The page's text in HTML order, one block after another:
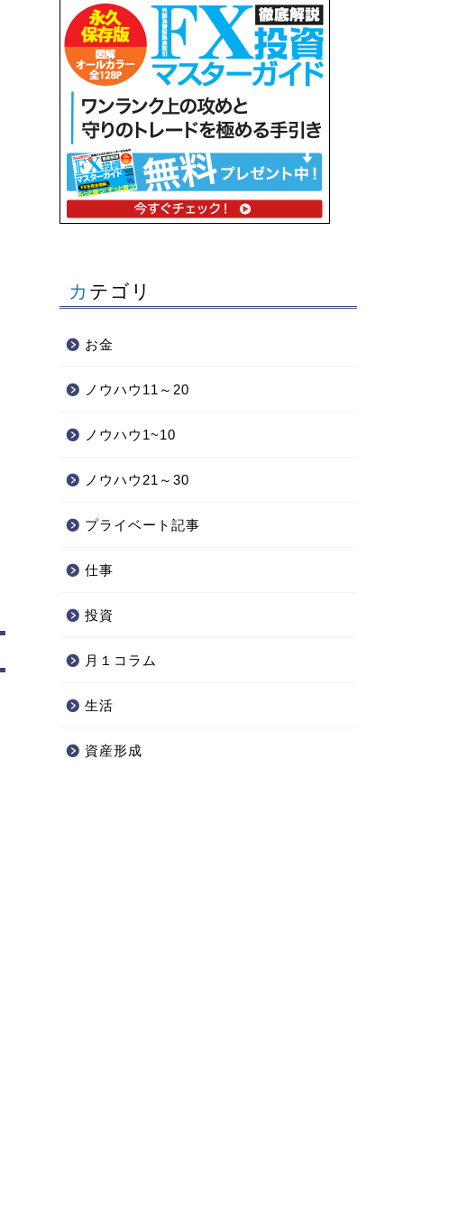
カテゴリ
お金
ノウハウ11～20
ノウハウ1~10
ノウハウ21～30
プライベート記事
仕事
投資
月１コラム
生活
資産形成